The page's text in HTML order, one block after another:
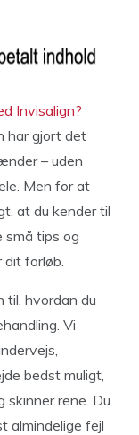
Invisalign?
har gjort det
– uden
Men for at
at du kender til
små tips og
dit forløb.
til, hvordan du
Vi
bedst muligt,
rene. Du
almindelige fejl